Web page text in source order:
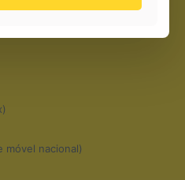
móvel nacional)